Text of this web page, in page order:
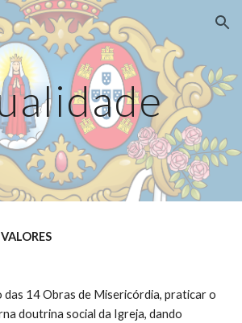
Skip to navigation
14 Obras de Misericórdia, praticar o
doutrina social da Igreja, dando